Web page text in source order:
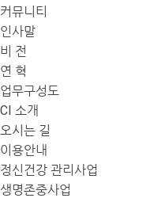
커뮤니티
인사말
비 전
연 혁
업무구성도
CI 소개
오시는 길
이용안내
정신건강 관리사업
생명존중사업